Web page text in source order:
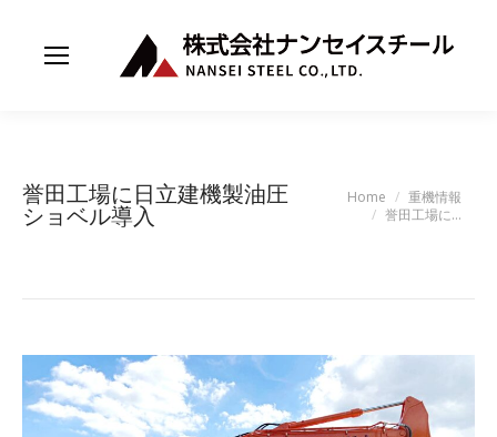
誉田工場に日立建機製油圧
ショベル導入
You are here:
Home
重機情報
誉田工場に…